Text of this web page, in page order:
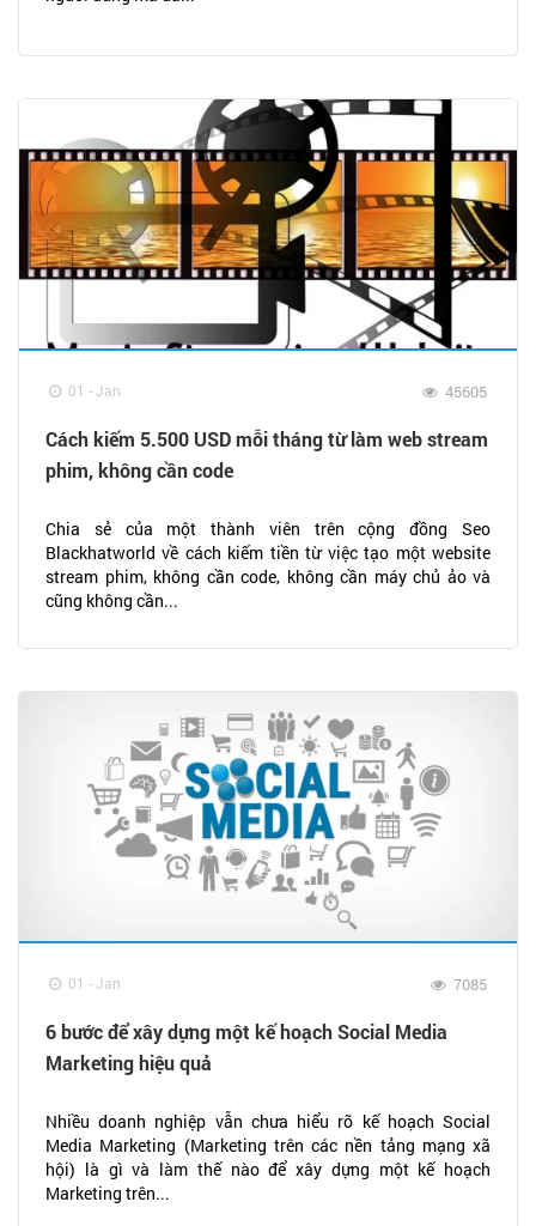
01 - Jan 45605
Cách kiếm 5.500 USD mỗi tháng từ làm web stream
phim, không cần code
Chia sẻ của một thành viên trên cộng đồng Seo
Blackhatworld về cách kiếm tiền từ việc tạo một website
stream phim, không cần code, không cần máy chủ ảo và
cũng không cần...
01 - Jan 7085
6 bước để xây dựng một kế hoạch Social Media
Marketing hiệu quả
Nhiều doanh nghiệp vẫn chưa hiểu rõ kế hoạch Social
Media Marketing (Marketing trên các nền tảng mạng xã
hội) là gì và làm thế nào để xây dựng một kế hoạch
Marketing trên...